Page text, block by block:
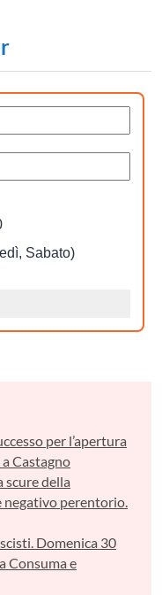
per l’apertura
Castagno
scure della
negativo perentorio.
Domenica 30
Consuma e